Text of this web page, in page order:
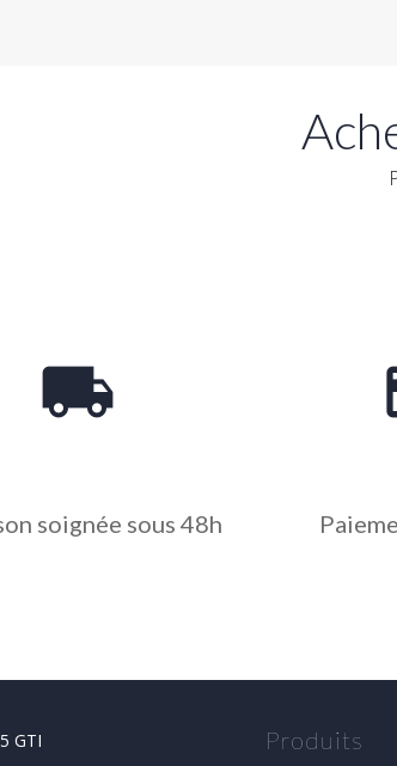
local_shipping
soignée sous 48h
Produits